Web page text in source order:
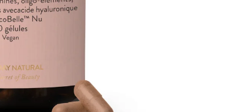
et sans OGM